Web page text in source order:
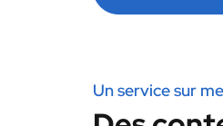
Un service sur